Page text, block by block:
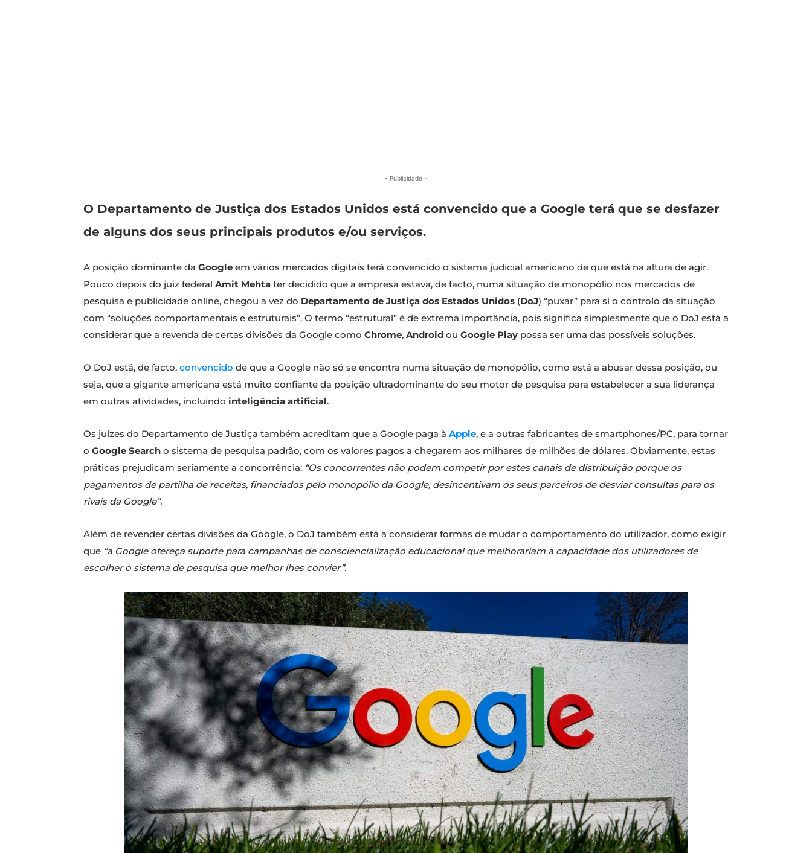
- Publicidade -
O Departamento de Justiça dos Estados Unidos está convencido que a Google terá que se desfazer
de alguns dos seus principais produtos e/ou serviços.
A posição dominante da Google em vários mercados digitais terá convencido o sistema judicial americano de que está na altura de agir.
Pouco depois do juiz federal Amit Mehta ter decidido que a empresa estava, de facto, numa situação de monopólio nos mercados de
pesquisa e publicidade online, chegou a vez do Departamento de Justiça dos Estados Unidos (DoJ) “puxar” para si o controlo da situação
com “soluções comportamentais e estruturais”. O termo “estrutural” é de extrema importância, pois significa simplesmente que o DoJ está a
considerar que a revenda de certas divisões da Google como Chrome, Android ou Google Play possa ser uma das possíveis soluções.
O DoJ está, de facto, convencido de que a Google não só se encontra numa situação de monopólio, como está a abusar dessa posição, ou
seja, que a gigante americana está muito confiante da posição ultradominante do seu motor de pesquisa para estabelecer a sua liderança
em outras atividades, incluindo inteligência artificial.
Os juízes do Departamento de Justiça também acreditam que a Google paga à Apple, e a outras fabricantes de smartphones/PC, para tornar
o Google Search o sistema de pesquisa padrão, com os valores pagos a chegarem aos milhares de milhões de dólares. Obviamente, estas
práticas prejudicam seriamente a concorrência: “Os concorrentes não podem competir por estes canais de distribuição porque os
pagamentos de partilha de receitas, financiados pelo monopólio da Google, desincentivam os seus parceiros de desviar consultas para os
rivais da Google”.
Além de revender certas divisões da Google, o DoJ também está a considerar formas de mudar o comportamento do utilizador, como exigir
que “a Google ofereça suporte para campanhas de consciencialização educacional que melhorariam a capacidade dos utilizadores de
escolher o sistema de pesquisa que melhor lhes convier”.